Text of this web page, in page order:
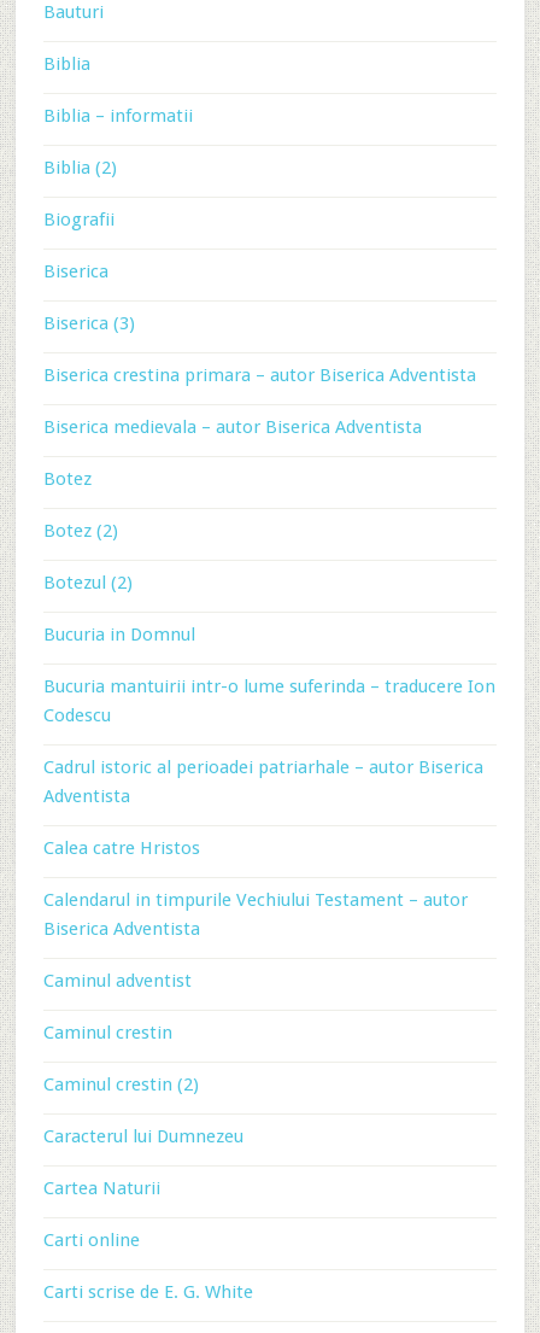
Bauturi
Biblia
Biblia – informatii
Biblia (2)
Biografii
Biserica
Biserica (3)
Biserica crestina primara – autor Biserica Adventista
Biserica medievala – autor Biserica Adventista
Botez
Botez (2)
Botezul (2)
Bucuria in Domnul
Bucuria mantuirii intr-o lume suferinda – traducere Ion
Codescu
Cadrul istoric al perioadei patriarhale – autor Biserica
Adventista
Calea catre Hristos
Calendarul in timpurile Vechiului Testament – autor
Biserica Adventista
Caminul adventist
Caminul crestin
Caminul crestin (2)
Caracterul lui Dumnezeu
Cartea Naturii
Carti online
Carti scrise de E. G. White